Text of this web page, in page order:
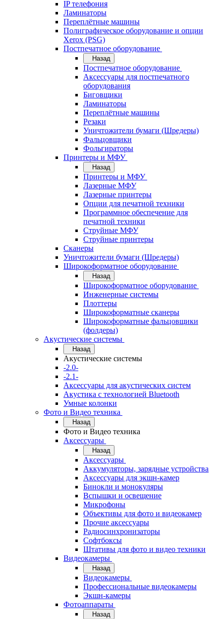
IP телефония
Ламинаторы
Переплётные машины
Полиграфическое оборудование и опции
Xerox (PSG)
Постпечатное оборудование
Назад
Постпечатное оборудование
Аксессуары для постпечатного
оборудования
Биговщики
Ламинаторы
Переплётные машины
Резаки
Уничтожители бумаги (Шредеры)
Фальцовщики
Фольгираторы
Принтеры и МФУ
Назад
Принтеры и МФУ
Лазерные МФУ
Лазерные принтеры
Опции для печатной техники
Программное обеспечение для
печатной техники
Струйные МФУ
Струйные принтеры
Сканеры
Уничтожители бумаги (Шредеры)
Широкоформатное оборудование
Назад
Широкоформатное оборудование
Инженерные системы
Плоттеры
Широкоформатные сканеры
Широкоформатные фальцовщики
(фолдеры)
Акустические системы
Назад
Акустические системы
-2.0-
-2.1-
Аксессуары для акустических систем
Акустика с технологией Bluetooth
Умные колонки
Фото и Видео техника
Назад
Фото и Видео техника
Аксессуары
Назад
Аксессуары
Аккумуляторы, зарядные устройства
Аксессуары для экшн-камер
Бинокли и монокуляры
Вспышки и освещение
Микрофоны
Объективы для фото и видеокамер
Прочие аксессуары
Радиосинхронизаторы
Софтбоксы
Штативы для фото и видео техники
Видеокамеры
Назад
Видеокамеры
Профессиональные видеокамеры
Экшн-камеры
Фотоаппараты
Назад